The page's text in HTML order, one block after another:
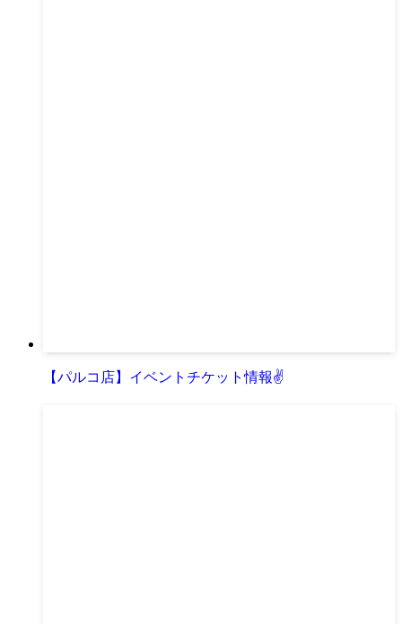
【パルコ店】イベントチケット情報✌